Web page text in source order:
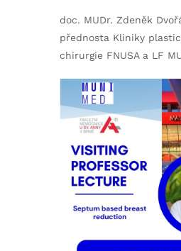
doc. MUDr. Zdeněk
přednosta Kliniky
chirurgie FNUSA a LF